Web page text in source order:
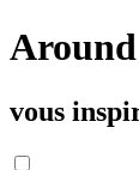
vous